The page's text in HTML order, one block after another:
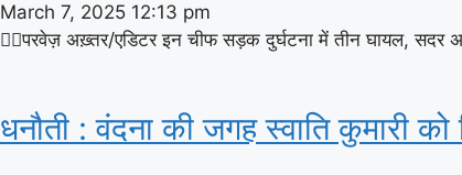
March 7, 2025 12:13 pm
✍🏽परवेज़ अख़्तर/एडिटर इन चीफ सड़क दुर्घटना में तीन घायल, सदर
धनौती : वंदना की जगह स्वाति कुमारी